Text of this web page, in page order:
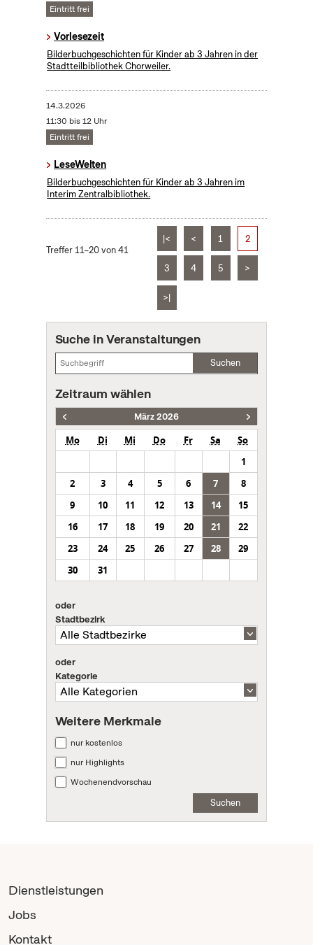
Eintritt frei
Vorlesezeit
Bilderbuchgeschichten für Kinder ab 3 Jahren in der
Stadtteilbibliothek Chorweiler.
14.3.2026
11:30 bis 12 Uhr
Eintritt frei
LeseWelten
Bilderbuchgeschichten für Kinder ab 3 Jahren im
Interim Zentralbibliothek.
Treffer 11–20 von 41
|< < 1 2
3 4 5 >
>|
Suche in Veranstaltungen
Suchen
Zeitraum wählen
März 2026
Mo Di Mi Do Fr Sa
So
1
2
3 4 5 6 7
8
9
10 11 12 13 14
15
16
17 18 19 20 21
22
23
24 25 26 27 28
29
30
31
oder
Stadtbezirk
oder
Kategorie
Weitere Merkmale
nur kostenlos
nur Highlights
Wochenendvorschau
Suchen
Dienstleistungen
Jobs
Kontakt